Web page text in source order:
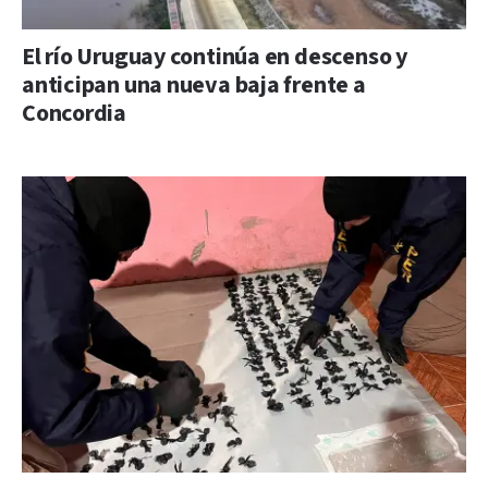
El río Uruguay continúa en descenso y
anticipan una nueva baja frente a
Concordia